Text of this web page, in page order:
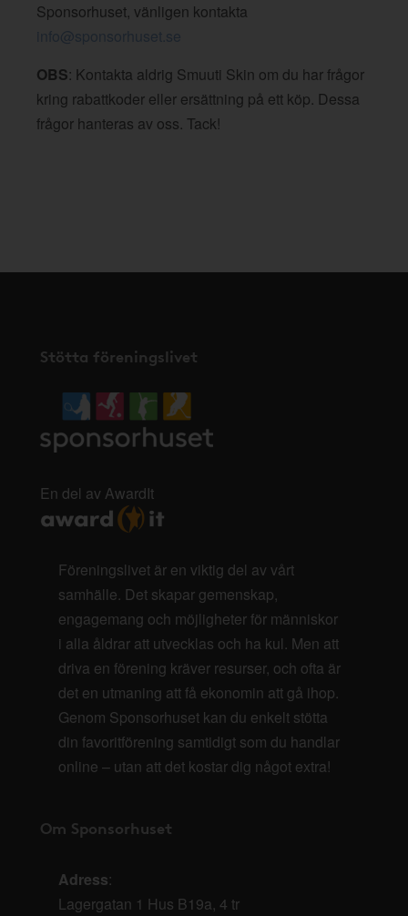
Sponsorhuset, vänligen kontakta
info@sponsorhuset.se
OBS: Kontakta aldrig Smuuti Skin om du har frågor
kring rabattkoder eller ersättning på ett köp. Dessa
frågor hanteras av oss. Tack!
Stötta föreningslivet
En del av AwardIt
Föreningslivet är en viktig del av vårt
samhälle. Det skapar gemenskap,
engagemang och möjligheter för människor
i alla åldrar att utvecklas och ha kul. Men att
driva en förening kräver resurser, och ofta är
det en utmaning att få ekonomin att gå ihop.
Genom Sponsorhuset kan du enkelt stötta
din favoritförening samtidigt som du handlar
online – utan att det kostar dig något extra!
Om Sponsorhuset
Adress:
Lagergatan 1 Hus B19a, 4 tr